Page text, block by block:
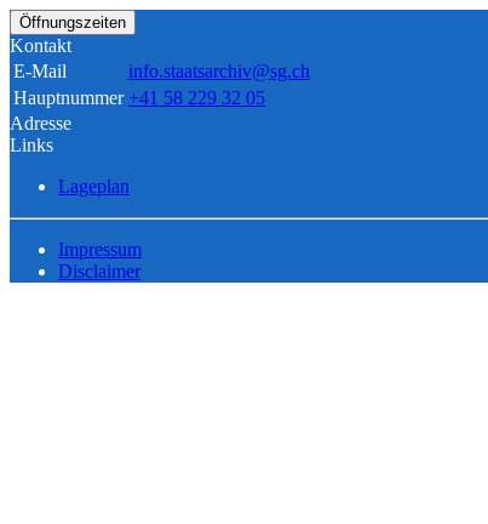
Öffnungszeiten
Kontakt
E-Mail
info.staatsarchiv@sg.ch
Hauptnummer +41 58 229 32 05
Adresse
Links
Lageplan
Impressum
Disclaimer